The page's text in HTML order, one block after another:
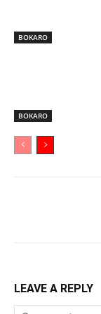
BOKARO
BOKARO
LEAVE A REPLY